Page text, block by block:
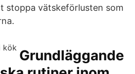
stoppa vätskeförlusten som
Grundläggande